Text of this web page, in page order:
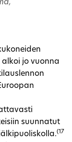
alkoi jo vuonna
suunnatut
(17